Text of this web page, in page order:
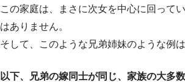
この家庭は、まさに次女を中心に回って
はありません。
そして、このような兄弟姉妹のような例
以下、兄弟の嫁同士が同じ、家族の大多